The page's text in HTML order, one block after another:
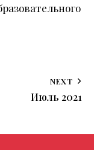
NEXT
Июль 2021